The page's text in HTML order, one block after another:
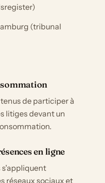
(tribunal
de participer à
litiges devant un
en ligne
s'appliquent
réseaux sociaux et